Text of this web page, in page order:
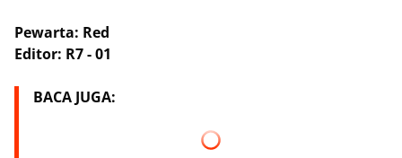
Pewarta: Red
Editor: R7 - 01
BACA JUGA: